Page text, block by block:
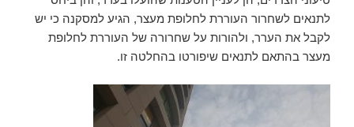
לתנאים לשחרור העוררת לחלופת מעצר, הגיע למסקנה כי יש
לקבל את הערר, ולהורות על שחרורה של העוררת לחלופת
מעצר בהתאם לתנאים שיפורטו בהחלטה זו.